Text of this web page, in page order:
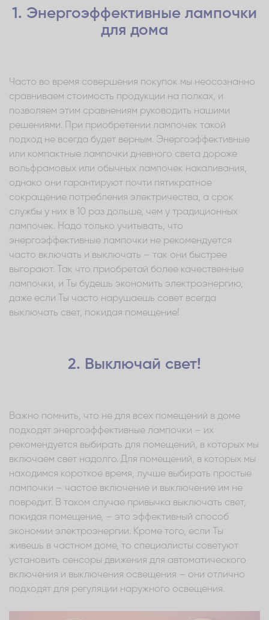
1. Энергоэффективные лампочки
для дома
Часто во время совершения покупок мы неосознанно
сравниваем стоимость продукции на полках, и
позволяем этим сравнениям руководить нашими
решениями. При приобретении лампочек такой
подход не всегда будет верным. Энергоэффективные
или компактные лампочки дневного света дороже
вольфрамовых или обычных лампочек накаливания,
однако они гарантируют почти пятикратное
сокращение потребления электричества, а срок
службы у них в 10 раз дольше, чем у традиционных
лампочек. Надо только учитывать, что
энергоэффективные лампочки не рекомендуется
часто включать и выключать – так они быстрее
выгорают. Так что приобретай более качественные
лампочки, и Ты будешь экономить электроэнергию,
даже если Ты часто нарушаешь совет всегда
выключать свет, покидая помещение!
2. Выключай свет!
Важно помнить, что не для всех помещений в доме
подходят энергоэффективные лампочки – их
рекомендуется выбирать для помещений, в которых мы
включаем свет надолго. Для помещений, в которых мы
находимся короткое время, лучше выбирать простые
лампочки – частое включение и выключение им не
повредит. В таком случае привычка выключать свет,
покидая помещение, – это эффективный способ
экономии электроэнергии. Кроме того, если Ты
живешь в частном доме, то специалисты советуют
установить сенсоры движения для автоматического
включения и выключения освещения – они отлично
подходят для регуляции наружного освещения.